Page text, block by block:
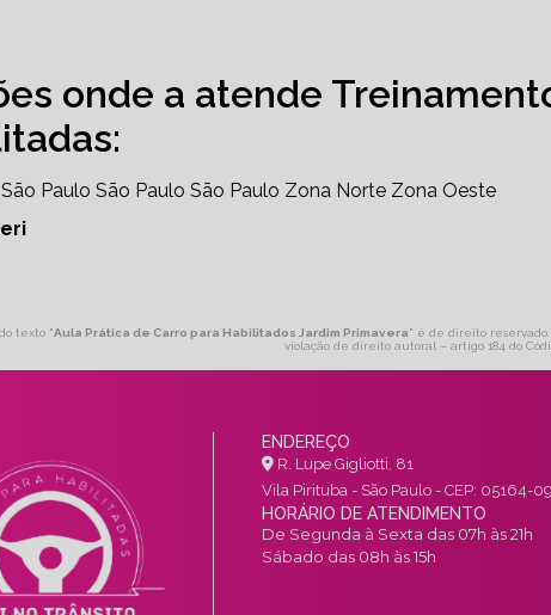
onde a atende
São Paulo São Paulo São Paulo Zona Norte Zona Oeste
texto "Aula Prática de Carro para Habilitados Jardim Primavera" é de direito
violação de direito autoral – artigo 184 do
ENDEREÇO
R. Lupe Gigliotti, 81
Vila Pirituba - São Paulo - CEP: 05164-
HORÁRIO DE ATENDIMENTO
De Segunda à Sexta das 07h às 21h
Sábado das 08h às 15h